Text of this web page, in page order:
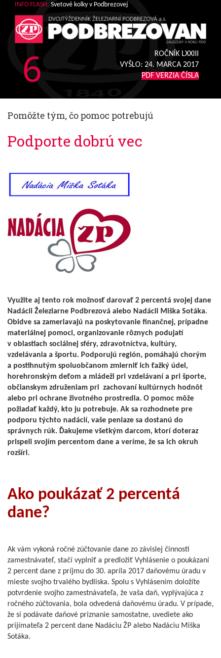
INFO FLASH: Svetové kolky v Podbrezovej
6
ROČNÍK LXXIII
VYŠLO: 24. MARCA 2017
PDF VERZIA ČÍSLA
Pomôžte tým, čo pomoc potrebujú
Podporte dobrú vec
Využite aj tento rok možnosť darovať 2 percentá svojej dane
Nadácii Železiarne Podbrezová alebo Nadácii Miška Sotáka.
Obidve sa zameriavajú na poskytovanie finančnej, prípadne
materiálnej pomoci, organizovanie rôznych podujatí
v oblastiach sociálnej sféry, zdravotníctva, kultúry,
vzdelávania a športu. Podporujú región, pomáhajú chorým
a postihnutým spoluobčanom zmierniť ich ťažký údel,
horehronským deťom a mládeži pri vzdelávaní a pri športe,
občianskym združeniam pri zachovaní kultúrnych hodnôt
alebo pri ochrane životného prostredia. O pomoc môže
požiadať každý, kto ju potrebuje. Ak sa rozhodnete pre
podporu týchto nadácií, vaše peniaze sa dostanú do
správnych rúk. Ďakujeme všetkým darcom, ktorí doteraz
prispeli svojím percentom dane a veríme, že sa ich okruh
rozšíri.
Ako poukázať 2 percentá
dane?
Ak vám vykoná ročné zúčtovanie dane zo závislej činnosti
zamestnávateľ, stačí vyplniť a predložiť Vyhlásenie o poukázaní
2 percent dane z príjmu do 30. apríla 2017 daňovému úradu v
mieste svojho trvalého bydliska. Spolu s Vyhlásením doložíte
potvrdenie svojho zamestnávateľa, že vaša daň, vyplývajúca z
ročného zúčtovania, bola odvedená daňovému úradu. V prípade,
že si podávate daňové priznanie samostatne, uvediete ako
prijímateľa 2 percent dane Nadáciu ŽP alebo Nadáciu Miška
Sotáka.